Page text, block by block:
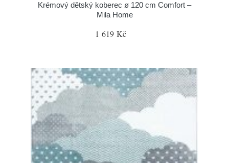
Krémový dětský koberec ø 120 cm Comfort –
Mila Home
1 619 Kč